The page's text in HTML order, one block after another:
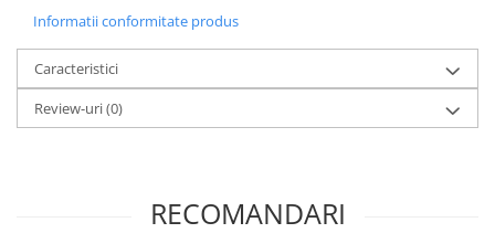
Rack studio
Recordere de studio
Recordere portabile
Sintetizatoare
Standuri si stative de monitoare
Informatii conformitate produs
Caracteristici
Review-uri(0)
RECOMANDARI